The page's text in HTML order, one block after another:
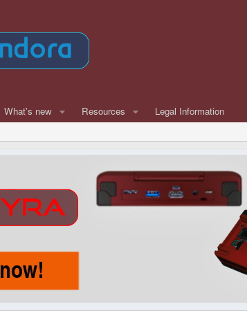
What's new Resources Legal Information